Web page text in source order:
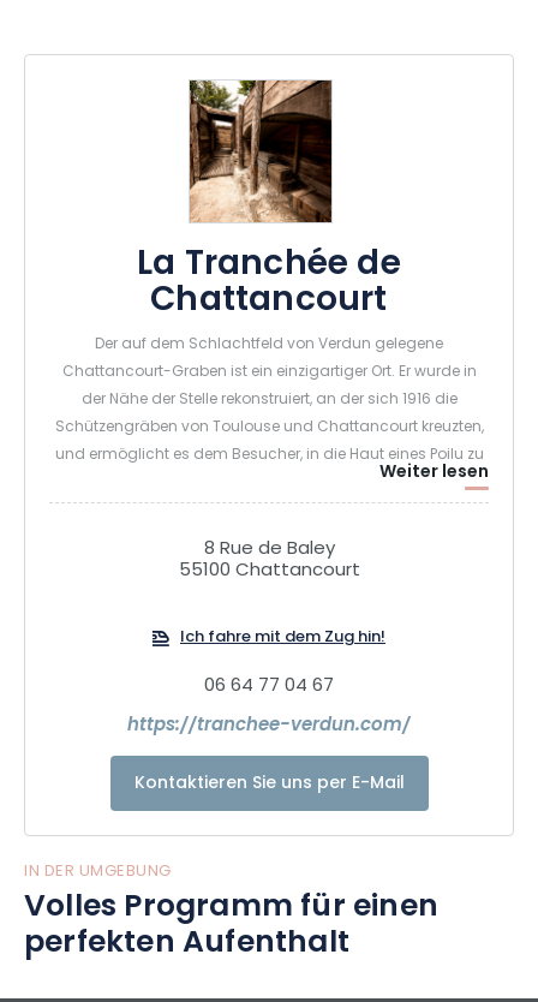
La Tranchée de
Chattancourt
Der auf dem Schlachtfeld von Verdun gelegene
Chattancourt-Graben ist ein einzigartiger Ort. Er wurde in
der Nähe der Stelle rekonstruiert, an der sich 1916 die
Schützengräben von Toulouse und Chattancourt kreuzten,
und ermöglicht es dem Besucher, in die Haut eines Poilu zu
schlüpfen. Eine unglaubliche Erfahrung, die Ihnen eine
andere Sicht auf den Ersten Weltkrieg vermittelt.
Weiter lesen
8 Rue de Baley
55100 Chattancourt
Ich fahre mit dem Zug hin!
06 64 77 04 67
https://tranchee-verdun.com/
Kontaktieren Sie uns per E-Mail
IN DER UMGEBUNG
Volles Programm für einen
perfekten Aufenthalt